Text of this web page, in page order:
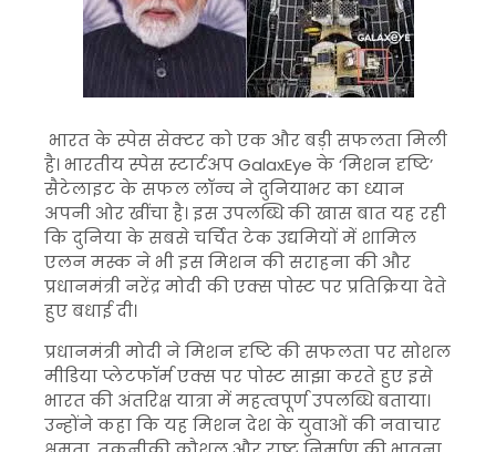
भारत के स्पेस सेक्टर को एक और बड़ी सफलता मिली
है। भारतीय स्पेस स्टार्टअप GalaxEye के ‘मिशन दृष्टि’
सैटेलाइट के सफल लॉन्च ने दुनियाभर का ध्यान
अपनी ओर खींचा है। इस उपलब्धि की खास बात यह रही
कि दुनिया के सबसे चर्चित टेक उद्यमियों में शामिल
एलन मस्क ने भी इस मिशन की सराहना की और
प्रधानमंत्री नरेंद्र मोदी की एक्स पोस्ट पर प्रतिक्रिया देते
हुए बधाई दी।
प्रधानमंत्री मोदी ने मिशन दृष्टि की सफलता पर सोशल
मीडिया प्लेटफॉर्म एक्स पर पोस्ट साझा करते हुए इसे
भारत की अंतरिक्ष यात्रा में महत्वपूर्ण उपलब्धि बताया।
उन्होंने कहा कि यह मिशन देश के युवाओं की नवाचार